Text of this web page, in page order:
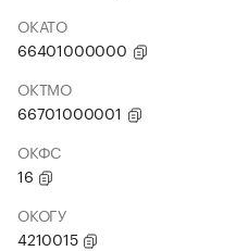
ОКАТО
66401000000
ОКТМО
66701000001
ОКФС
16
ОКОГУ
4210015